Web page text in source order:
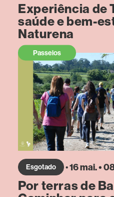
Experiência de
saúde e bem-
Naturena
Passeios
Esgotado •16 mai. •
Por terras de